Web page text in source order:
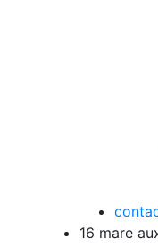
16 mare